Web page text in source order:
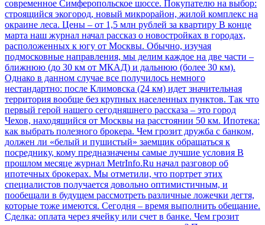
современное Симферопольское шоссе. Покупателю на выбор:
строящийся экогород, новый микрорайон, жилой комплекс на
окраине леса. Цены – от 1,5 млн рублей за квартиру В конце
марта наш журнал начал рассказ о новостройках в городах,
расположенных к югу от Москвы. Обычно, изучая
подмосковные направления, мы делим каждое на две части –
ближнюю (до 30 км от МКАД) и дальнюю (более 30 км).
Однако в данном случае все получилось немного
нестандартно: после Климовска (24 км) идет значительная
территория вообще без крупных населенных пунктов. Так что
первый герой нашего сегодняшнего рассказа – это город
Чехов, находящийся от Москвы на расстоянии 50 км. Ипотека:
как выбрать полезного брокера. Чем грозит дружба с банком,
должен ли «белый и пушистый» заемщик обращаться к
посреднику, кому предназначены самые лучшие условия В
прошлом месяце журнал MetrInfo.Ru начал разговор об
ипотечных брокерах. Мы отметили, что портрет этих
специалистов получается довольно оптимистичным, и
пообещали в будущем рассмотреть различные ложечки дегтя,
которые тоже имеются. Сегодня – время выполнить обещание.
Сделка: оплата через ячейку или счет в банке. Чем грозит